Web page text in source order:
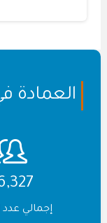
العمادة
إجمالي عدد